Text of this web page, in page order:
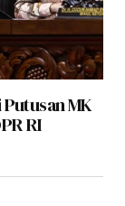
MK
RI